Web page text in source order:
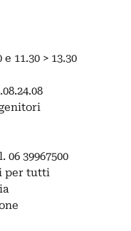
11.30 > 13.30
39967500
per tutti